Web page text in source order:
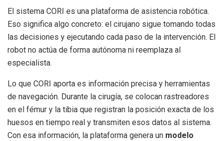
El sistema CORI es una plataforma de asistencia robótica.
Eso significa algo concreto: el cirujano sigue tomando todas
las decisiones y ejecutando cada paso de la intervención. El
robot no actúa de forma autónoma ni reemplaza al
especialista.
Lo que CORI aporta es información precisa y herramientas
de navegación. Durante la cirugía, se colocan rastreadores
en el fémur y la tibia que registran la posición exacta de los
huesos en tiempo real y transmiten esos datos al sistema.
Con esa información, la plataforma genera un modelo